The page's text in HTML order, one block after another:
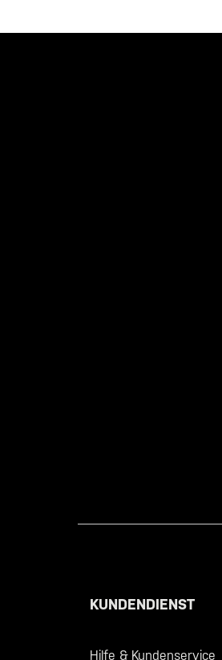
KUNDENDIENST
Hilfe & Kundenservice